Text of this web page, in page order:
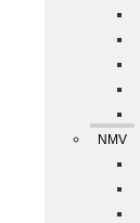
NMV